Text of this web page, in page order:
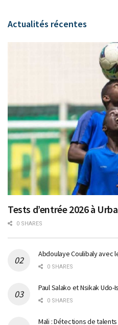
Actualités récentes
Tests d’entrée 2026 à
0 SHARES
Abdoulaye Coulibaly avec
0 SHARES
Paul Salako et Nsikak
0 SHARES
Mali : Détections de